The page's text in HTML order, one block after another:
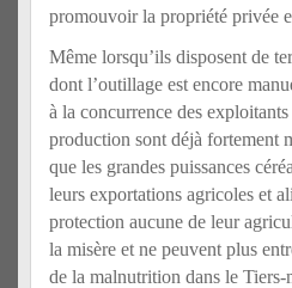
promouvoir la propriété privée
Même lorsqu’ils disposent de
dont l’outillage est encore
à la concurrence des
production sont déjà fortement
que les grandes puissances
leurs exportations agricoles et
protection aucune de leur
la misère et ne peuvent plus
de la malnutrition dans le